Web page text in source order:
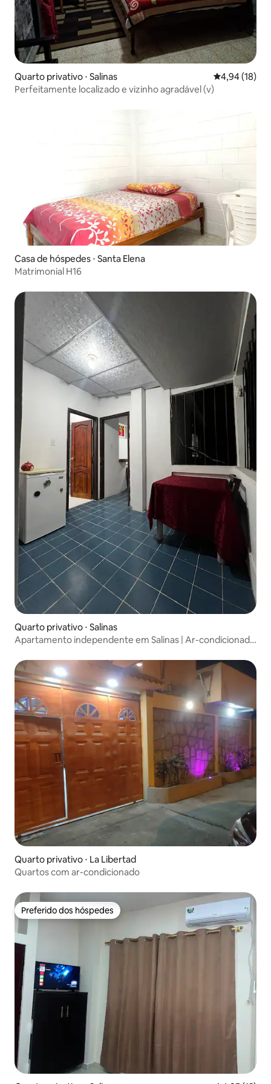
Quarto privativo ⋅ Salinas 4,94 de uma
4,94 (18)
Perfeitamente localizado e vizinho agradável (v)
Casa de hóspedes ⋅ Santa Elena
Matrimonial H16
Quarto privativo ⋅ Salinas
Apartamento independente em Salinas | Ar-condicionado
Quarto privativo ⋅ La Libertad
Quartos com ar-condicionado
Preferido dos hóspedes
Preferido dos hóspedes